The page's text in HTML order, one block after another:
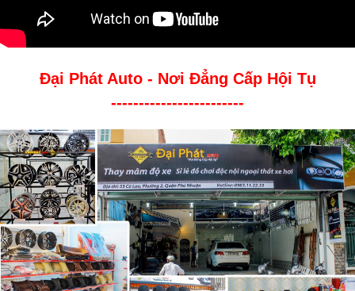
Đại Phát Auto - Nơi Đẳng Cấp Hội Tụ
------------------------